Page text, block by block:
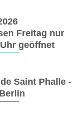
Freitag nur
geöffnet
Saint Phalle -